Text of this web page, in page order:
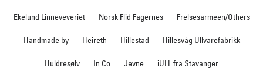
Ekelund Linneveveriet Norsk Flid Fagernes Frelsesarmeen/Others
Handmade by Heireth Hillestad Hillesvåg Ullvarefabrikk
Huldresølv In Co Jevne iULL fra Stavanger